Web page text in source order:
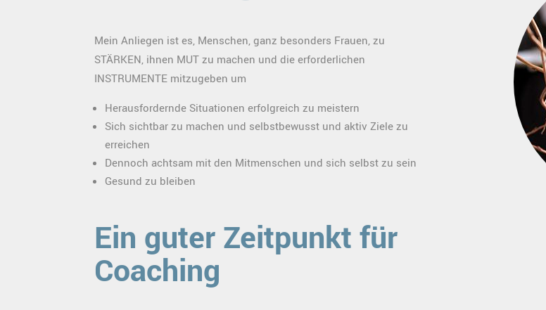
Mein Anliegen ist es, Menschen, ganz besonders Frauen, zu
STÄRKEN, ihnen MUT zu machen und die erforderlichen
INSTRUMENTE mitzugeben um
Herausfordernde Situationen erfolgreich zu meistern
Sich sichtbar zu machen und selbstbewusst und aktiv Ziele zu
erreichen
Dennoch achtsam mit den Mitmenschen und sich selbst zu sein
Gesund zu bleiben
Ein guter Zeitpunkt für
Coaching